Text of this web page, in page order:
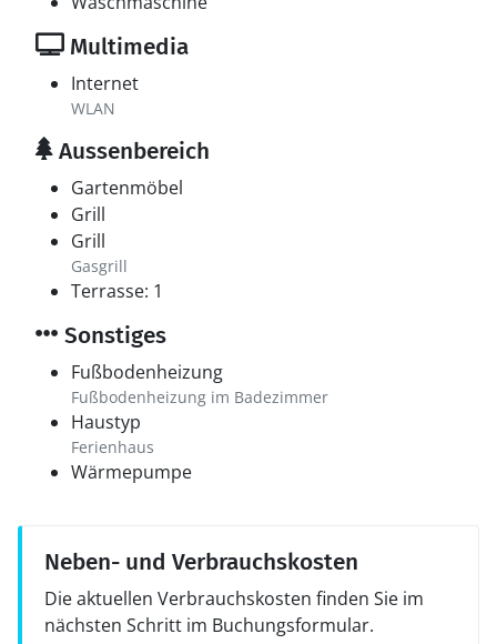
Multimedia
Internet
WLAN
Aussenbereich
Gartenmöbel
Grill
Grill
Gasgrill
Terrasse: 1
Sonstiges
Fußbodenheizung
Fußbodenheizung im Badezimmer
Haustyp
Ferienhaus
Wärmepumpe
Neben- und Verbrauchskosten
Die aktuellen Verbrauchskosten finden Sie im
nächsten Schritt im Buchungsformular.